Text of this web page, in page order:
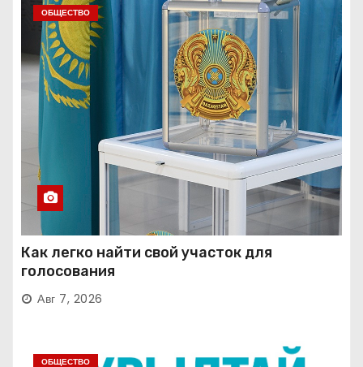
ОБЩЕСТВО
Как легко найти свой участок для
голосования
Авг 7, 2026
ОБЩЕСТВО